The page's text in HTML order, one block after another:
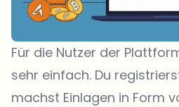
Für die Nutzer der
sehr einfach. Du
machst Einlagen in Form